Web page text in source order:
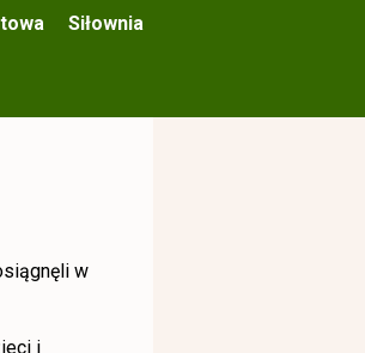
Siłownia
w
i